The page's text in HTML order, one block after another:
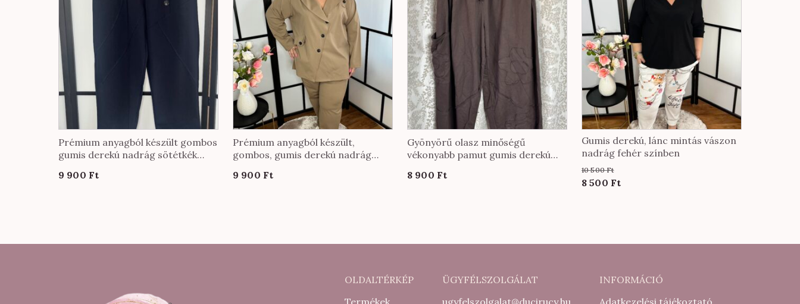
Prémium anyagból készült gombos
gumis derekú nadrág sötétkék
9 900 Ft
Prémium anyagból készült,
gombos, gumis derekú nadrág
9 900 Ft
Gyönyörű olasz minőségű
vékonyabb pamut gumis derekú
csokibarna színben
8 900 Ft
Gumis derekú, lánc mintás vászon
nadrág fehér színben
10 500Ft
Original
500 Ft.
8 500 FtCurrent
500 Ft.
OLDALTÉRKÉP
Termékek
ÜGYFÉLSZOLGÁLAT
ugyfelszolgalat@ducirucy.hu
INFORMÁCIÓ
Adatkezelési tájékoztató